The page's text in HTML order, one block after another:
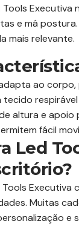
Tools
e má
mais relevante.
ao
tecido
altura e
fácil
Led
Muitas
e